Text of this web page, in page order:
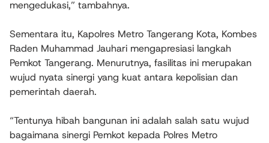
mengedukasi,” tambahnya.
Sementara itu, Kapolres Metro Tangerang Kota, Kombes
Raden Muhammad Jauhari mengapresiasi langkah
Pemkot Tangerang. Menurutnya, fasilitas ini merupakan
wujud nyata sinergi yang kuat antara kepolisian dan
pemerintah daerah.
“Tentunya hibah bangunan ini adalah salah satu wujud
bagaimana sinergi Pemkot kepada Polres Metro